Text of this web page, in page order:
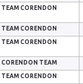
TEAM CORENDON
TEAM CORENDON
TEAM CORENDON
CORENDON TEAM
TEAM CORENDON